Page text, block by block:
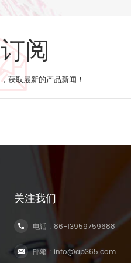
订阅
获取最新的产品新闻！
关注我们
电话 :86-13959759688
邮箱 : info@ap365.com